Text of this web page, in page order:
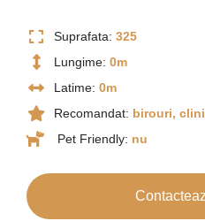
Suprafata: 325
Lungime: 0m
Latime: 0m
Recomandat: birouri,
Pet Friendly: nu